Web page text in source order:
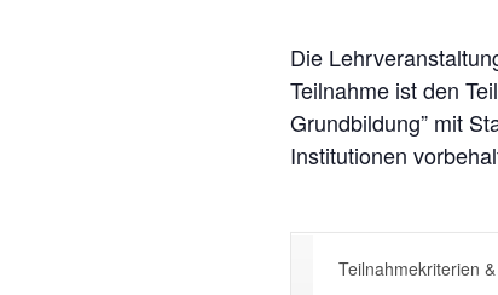
Die
Teilnahme ist den
Grundbildung” mit
Institutionen
Teilnahmekriterien